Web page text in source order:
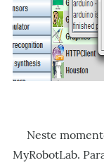
Neste
MyRobotLab.